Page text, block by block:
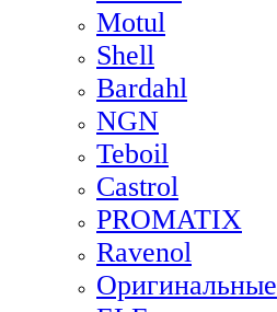
Motul
Shell
Bardahl
NGN
Teboil
Castrol
PROMATIX
Ravenol
Оригинальные